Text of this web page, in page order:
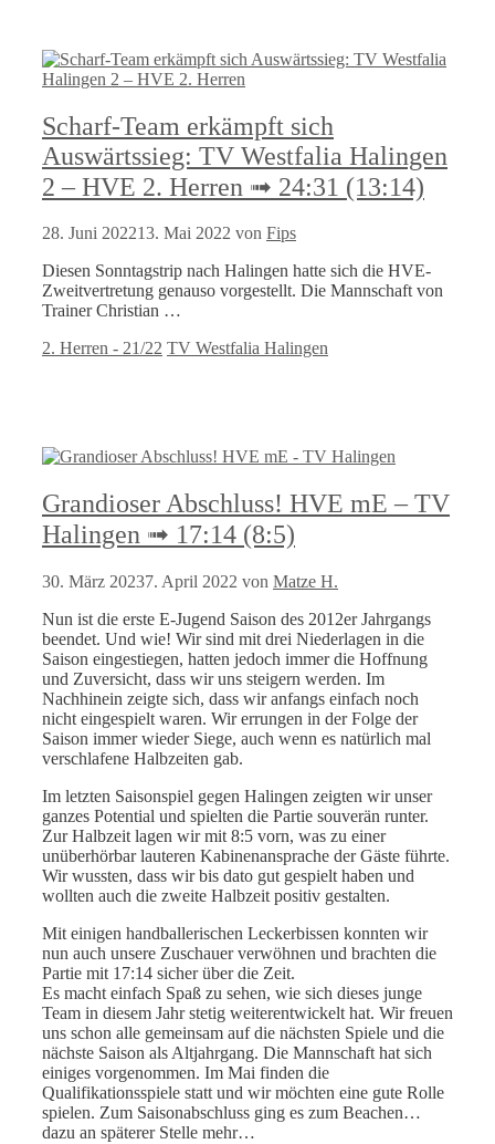
Scharf-Team erkämpft sich
Auswärtssieg: TV Westfalia Halingen
2 – HVE 2. Herren ➟ 24:31 (13:14)
28. Juni 202213. Mai 2022 von Fips
Diesen Sonntagstrip nach Halingen hatte sich die HVE-
Zweitvertretung genauso vorgestellt. Die Mannschaft von
Trainer Christian …
Kategorien
2. Herren - 21/22 Schlagwörter
TV Westfalia Halingen
Grandioser Abschluss! HVE mE – TV
Halingen ➟ 17:14 (8:5)
30. März 20237. April 2022 von Matze H.
Nun ist die erste E-Jugend Saison des 2012er Jahrgangs
beendet. Und wie! Wir sind mit drei Niederlagen in die
Saison eingestiegen, hatten jedoch immer die Hoffnung
und Zuversicht, dass wir uns steigern werden. Im
Nachhinein zeigte sich, dass wir anfangs einfach noch
nicht eingespielt waren. Wir errungen in der Folge der
Saison immer wieder Siege, auch wenn es natürlich mal
verschlafene Halbzeiten gab.
Im letzten Saisonspiel gegen Halingen zeigten wir unser
ganzes Potential und spielten die Partie souverän runter.
Zur Halbzeit lagen wir mit 8:5 vorn, was zu einer
unüberhörbar lauteren Kabinenansprache der Gäste führte.
Wir wussten, dass wir bis dato gut gespielt haben und
wollten auch die zweite Halbzeit positiv gestalten.
Mit einigen handballerischen Leckerbissen konnten wir
nun auch unsere Zuschauer verwöhnen und brachten die
Partie mit 17:14 sicher über die Zeit.
Es macht einfach Spaß zu sehen, wie sich dieses junge
Team in diesem Jahr stetig weiterentwickelt hat. Wir freuen
uns schon alle gemeinsam auf die nächsten Spiele und die
nächste Saison als Altjahrgang. Die Mannschaft hat sich
einiges vorgenommen. Im Mai finden die
Qualifikationsspiele statt und wir möchten eine gute Rolle
spielen. Zum Saisonabschluss ging es zum Beachen…
dazu an späterer Stelle mehr…